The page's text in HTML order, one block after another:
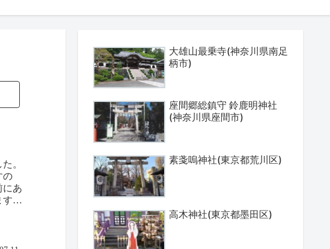
。
の
にあ
すの
大雄山最乗寺(神奈川県南足
柄市)
座間郷総鎮守 鈴鹿明神社
(神奈川県座間市)
素戔嗚神社(東京都荒川区)
高木神社(東京都墨田区)